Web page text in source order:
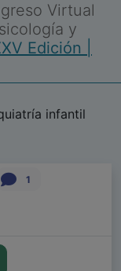
Virtual
y
Edición |
infantil
1